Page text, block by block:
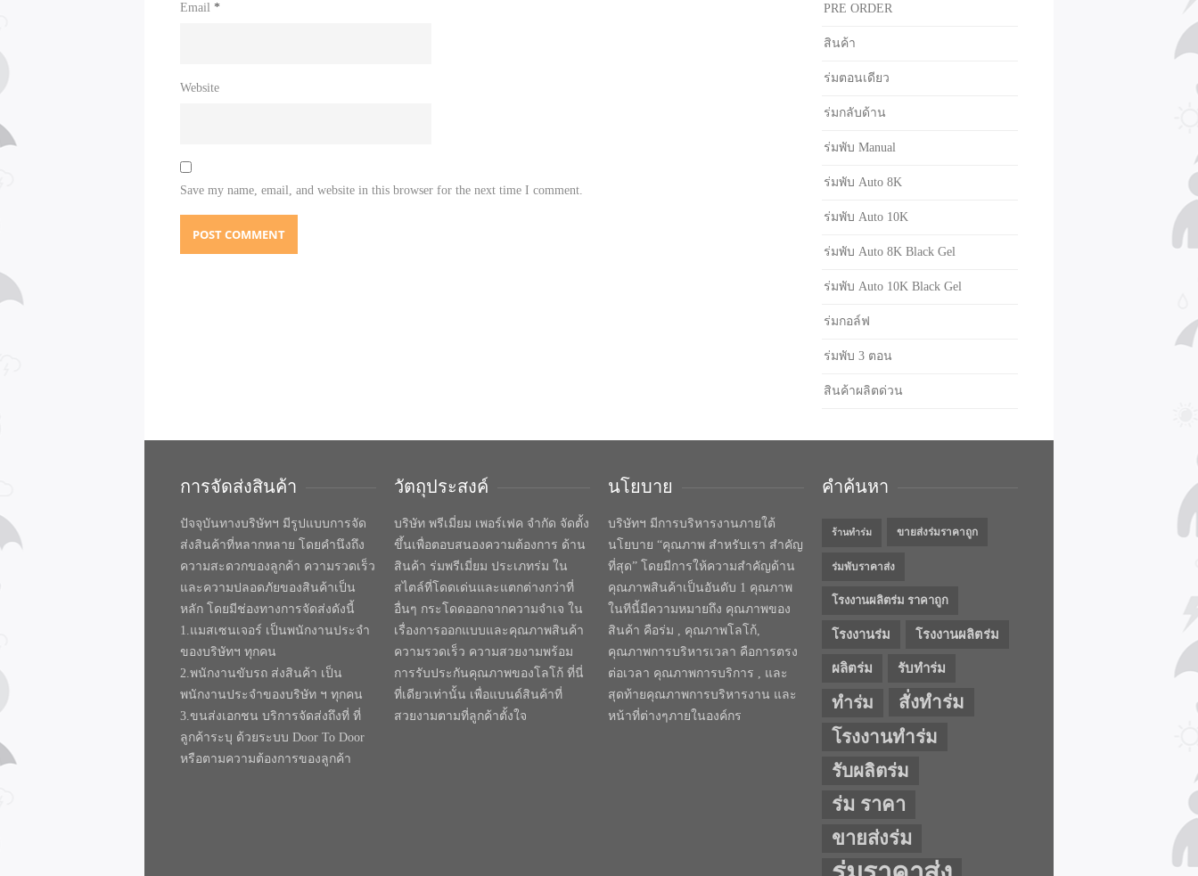
Email *
Website
Save my name, email, and website in this browser for the next time I comment.
PRE ORDER
สินค้า
ร่มตอนเดียว
ร่มกลับด้าน
ร่มพับ Manual
ร่มพับ Auto 8K
ร่มพับ Auto 10K
ร่มพับ Auto 8K Black Gel
ร่มพับ Auto 10K Black Gel
ร่มกอล์ฟ
ร่มพับ 3 ตอน
สินค้าผลิตด่วน
การจัดส่งสินค้า
ปัจจุบันทางบริษัทฯ มีรูปแบบการจัด
ส่งสินค้าที่หลากหลาย โดยคำนึงถึง
ความสะดวกของลูกค้า ความรวดเร็ว
และความปลอดภัยของสินค้าเป็น
หลัก โดยมีช่องทางการจัดส่งดังนี้
1.แมสเซนเจอร์ เป็นพนักงานประจำ
ของบริษัทฯ ทุกคน
2.พนักงานขับรถ ส่งสินค้า เป็น
พนักงานประจำของบริษัท ฯ ทุกคน
3.ขนส่งเอกชน บริการจัดส่งถึงที่ ที่
ลูกค้าระบุ ด้วยระบบ Door To Door
หรือตามความต้องการของลูกค้า
วัตถุประสงค์
บริษัท พรีเมี่ยม เพอร์เฟค จำกัด จัดตั้ง
ขึ้นเพื่อตอบสนองความต้องการ ด้าน
สินค้า ร่มพรีเมี่ยม ประเภทร่ม ใน
สไตล์ที่โดดเด่นและแตกต่างกว่าที่
อื่นๆ กระโดดออกจากความจำเจ ใน
เรื่องการออกแบบและคุณภาพสินค้า
ความรวดเร็ว ความสวยงามพร้อม
การรับประกันคุณภาพของโลโก้ ที่นี่
ที่เดียวเท่านั้น เพื่อแบนด์สินค้าที่
สวยงามตามที่ลูกค้าตั้งใจ
นโยบาย
บริษัทฯ มีการบริหารงานภายใต้
นโยบาย “คุณภาพ สำหรับเรา สำคัญ
ที่สุด” โดยมีการให้ความสำคัญด้าน
คุณภาพสินค้าเป็นอันดับ 1 คุณภาพ
ในทีนี้มีความหมายถึง คุณภาพของ
สินค้า คือร่ม , คุณภาพโลโก้,
คุณภาพการบริหารเวลา คือการตรง
ต่อเวลา คุณภาพการบริการ , และ
สุดท้ายคุณภาพการบริหารงาน และ
หน้าที่ต่างๆภายในองค์กร
คำค้นหา
ร้านทำร่ม ขายส่งร่มราคาถูก
ร่มพับราคาส่ง
โรงงานผลิตร่ม ราคาถูก
โรงงานร่ม โรงงานผลิตร่ม
ผลิตร่ม รับทำร่ม
ทำร่ม
สั่งทำร่ม
โรงงานทำร่ม
รับผลิตร่ม
ร่ม ราคา
ขายส่งร่ม